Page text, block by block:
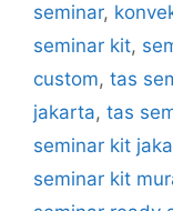
seminar,
seminar kit,
custom, tas
jakarta, tas
seminar kit
seminar kit